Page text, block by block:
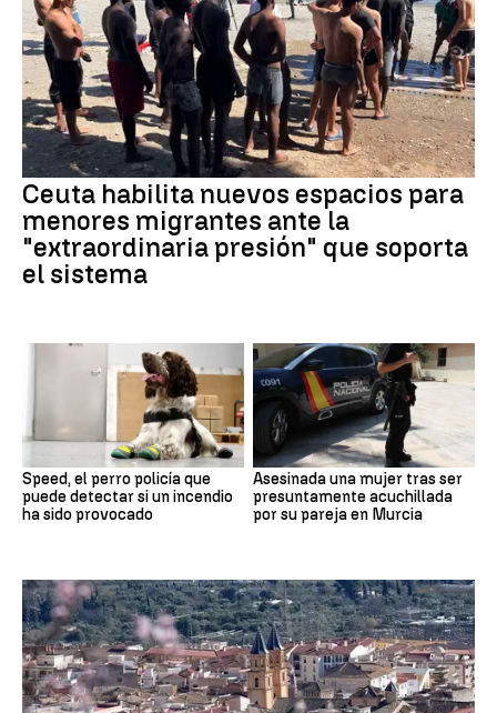
Ceuta habilita nuevos espacios para
menores migrantes ante la
"extraordinaria presión" que soporta
el sistema
Speed, el perro policía que
puede detectar si un incendio
ha sido provocado
Asesinada una mujer tras ser
presuntamente acuchillada
por su pareja en Murcia